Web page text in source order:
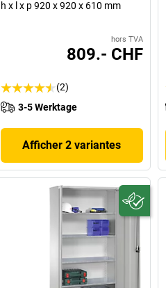
h x l x p 920 x 920 x 610 mm
hors TVA
809.- CHF
(2)
3-5 Werktage
Afficher 2 variantes